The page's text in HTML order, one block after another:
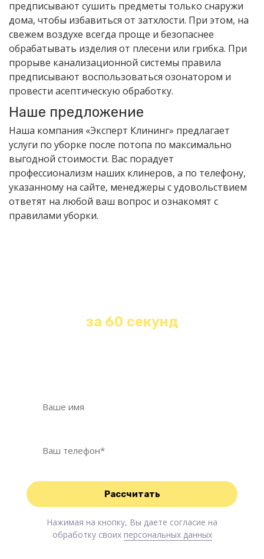
предписывают сушить предметы только снаружи
дома, чтобы избавиться от затхлости. При этом, на
свежем воздухе всегда проще и безопаснее
обрабатывать изделия от плесени или грибка. При
прорыве канализационной системы правила
предписывают воспользоваться озонатором и
провести асептическую обработку.
Наше предложение
Наша компания «Эксперт Клининг» предлагает
услуги по уборке после потопа по максимально
выгодной стоимости. Вас порадует
профессионализм наших клинеров, а по телефону,
указанному на сайте, менеджеры с удовольствием
ответят на любой ваш вопрос и ознакомят с
правилами уборки.
за 60 секунд
Нажимая на кнопку, Вы даете согласие на
обработку своих персональных данных